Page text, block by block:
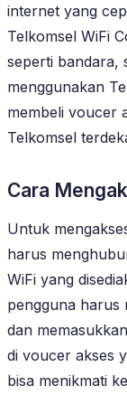
internet yang
Telkomsel WiFi
seperti bandara,
menggunakan
membeli voucer
Telkomsel
Cara
Untuk
harus
WiFi yang
pengguna harus
dan
di voucer akses
bisa menikmati